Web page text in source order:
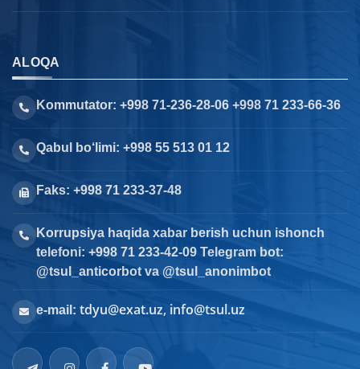
ALOQA
Kommutator: +998 71-236-28-06 +998 71 233-66-36
Qabul bo‘limi: +998 55 513 01 12
Faks: +998 71 233-37-48
Korrupsiya haqida xabar berish uchun ishonch
telefoni: +998 71 233-42-09 Telegram bot:
@tsul_anticorbot va @tsul_anonimbot
e-mail: tdyu@exat.uz, info@tsul.uz